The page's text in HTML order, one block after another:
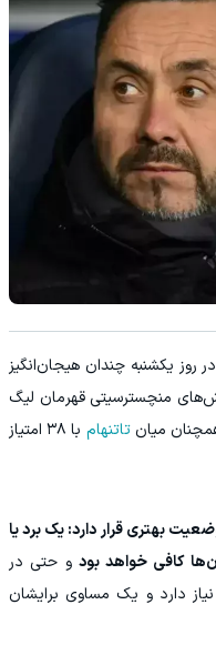
روز یکشنبه چندان هیجان‌انگیز
منچسترسیتی قهرمان لیگ
همچنان میانتاتنهام
با ۳۸ امتیاز
بهتری قرار دارد: یک برد یا
کافی خواهد بود و حتی در
دارد و یک مساوی برایشان